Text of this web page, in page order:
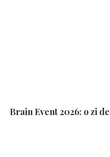
Brain Event 2026: o zi